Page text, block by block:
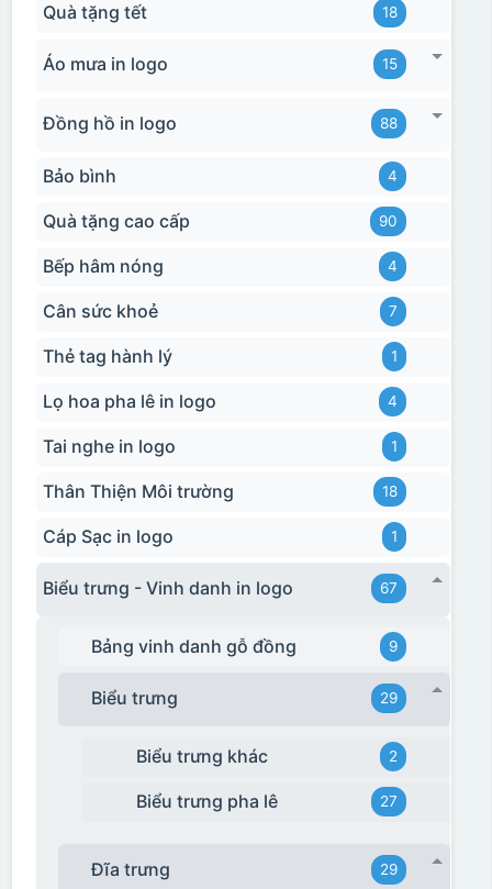
Quà tặng tết 18
Áo mưa in logo 15
Đồng hồ in logo 88
Bảo bình 4
Quà tặng cao cấp 90
Bếp hâm nóng 4
Cân sức khoẻ 7
Thẻ tag hành lý 1
Lọ hoa pha lê in logo 4
Tai nghe in logo 1
Thân Thiện Môi trường 18
Cáp Sạc in logo 1
Biểu trưng - Vinh danh in logo 67
Bảng vinh danh gỗ đồng 9
Biểu trưng 29
Biểu trưng khác 2
Biểu trưng pha lê 27
Đĩa trưng 29